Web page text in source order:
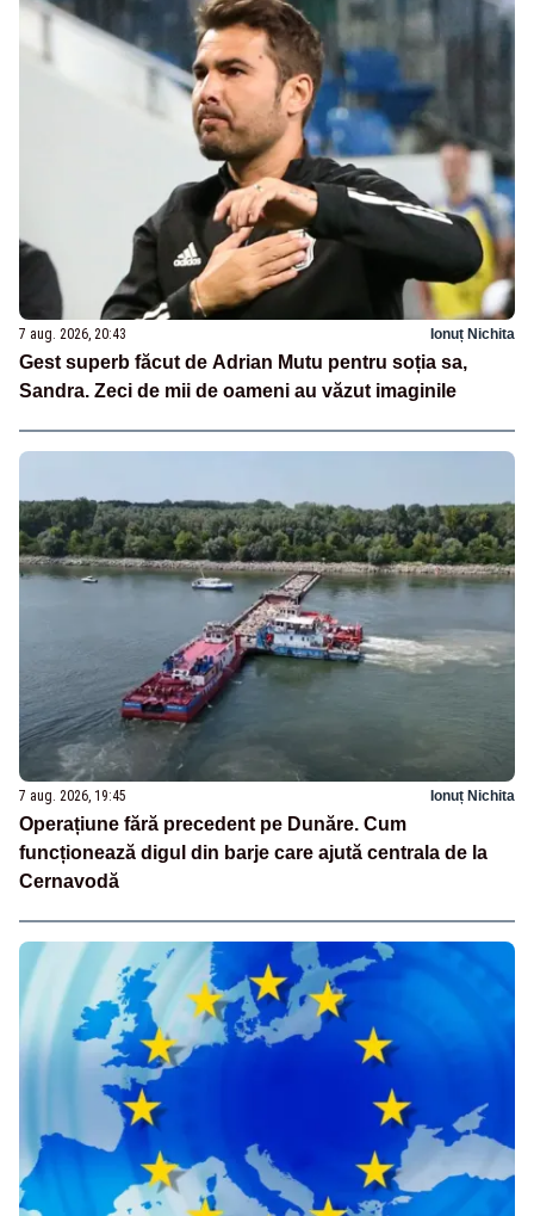
7 aug. 2026, 20:43 Ionuț Nichita
Gest superb făcut de Adrian Mutu pentru soția sa,
Sandra. Zeci de mii de oameni au văzut imaginile
7 aug. 2026, 19:45 Ionuț Nichita
Operațiune fără precedent pe Dunăre. Cum
funcționează digul din barje care ajută centrala de la
Cernavodă